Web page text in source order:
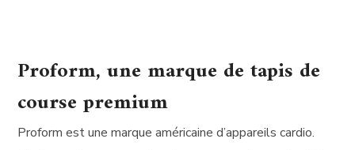
Proform, une marque de tapis de
course premium
Proform est une marque américaine d’appareils cardio.